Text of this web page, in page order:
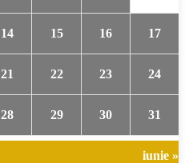
14 15 16 17
21 22 23 24
28 29 30 31
iunie »